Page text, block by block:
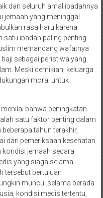
dan seluruh amal ibadahnya
jemaah yang meninggal
rasa haru karena
satu ibadah paling penting
memandang wafatnya
sebagai peristiwa yang
Meski demikian, keluarga
moral untuk
bahwa peningkatan
satu faktor penting dalam
tahun terakhir,
dari pemeriksaan kesehatan
kondisi jemaah secara
yang siaga selama
tersebut bertujuan
muncul selama berada
kondisi medis tertentu,